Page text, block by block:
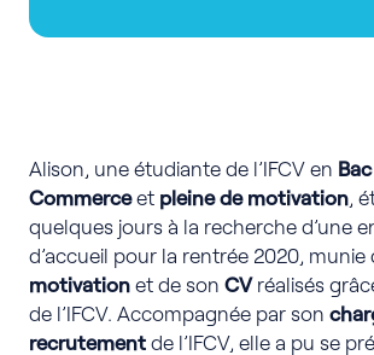
Alison, une étudiante de l’IFCV en
Commerceet pleine de motivation,
quelques jours à la recherche d’une
d’accueil pour la rentrée 2020, munie
motivation et de son CVréalisés
de l’IFCV. Accompagnée par son
recrutement de l’IFCV, elle a pu se